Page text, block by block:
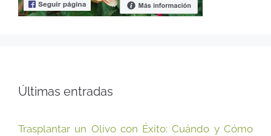
Últimas entradas
Trasplantar un Olivo con Éxito: Cuándo y Cómo